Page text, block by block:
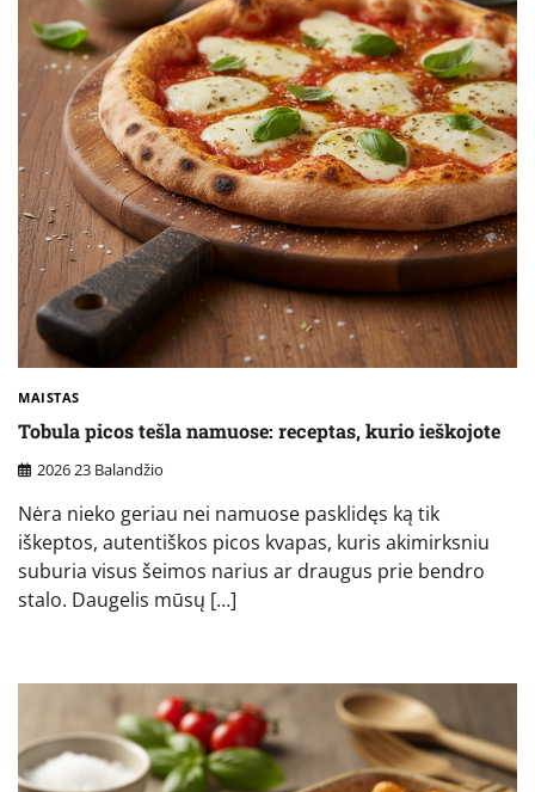
MAISTAS
Tobula picos tešla namuose: receptas, kurio ieškojote
2026 23 Balandžio
Nėra nieko geriau nei namuose pasklidęs ką tik
iškeptos, autentiškos picos kvapas, kuris akimirksniu
suburia visus šeimos narius ar draugus prie bendro
stalo. Daugelis mūsų […]